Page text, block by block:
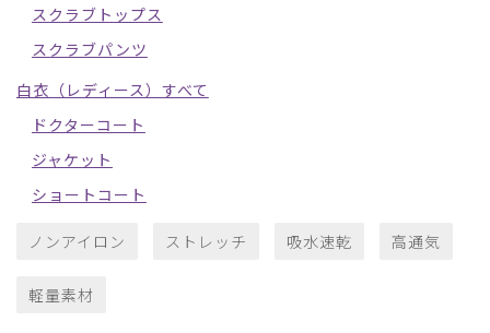
スクラブトップス
スクラブパンツ
白衣（レディース）すべて
ドクターコート
ジャケット
ショートコート
ノンアイロン ストレッチ 吸水速乾 高通気
軽量素材